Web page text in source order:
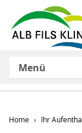
Menü
Home Ihr